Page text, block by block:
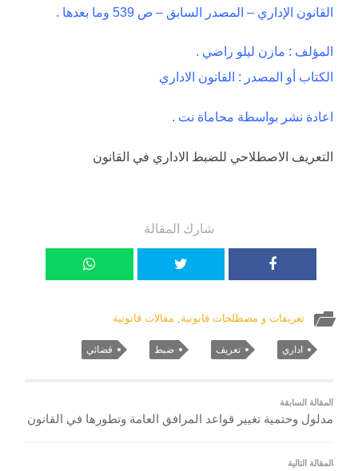
القانون الإداري – المصدر السابق – ص 539 وما بعدها .
المؤلف : مازن ليلو راضي .
الكتاب أو المصدر : القانون الاداري
اعادة نشر بواسطة محاماة نت .
التعريف الاصطلاحي للضبط الاداري في القانون
شارك المقالة
تعريفات و مصطلحات قانونية مقالات قانونية
اداري تعريف ضبط قضائي
المقالة السابقة
مدلول وحتمية تغيير قواعد المرافق العامة وتطورها في القانون
المقالة التالية